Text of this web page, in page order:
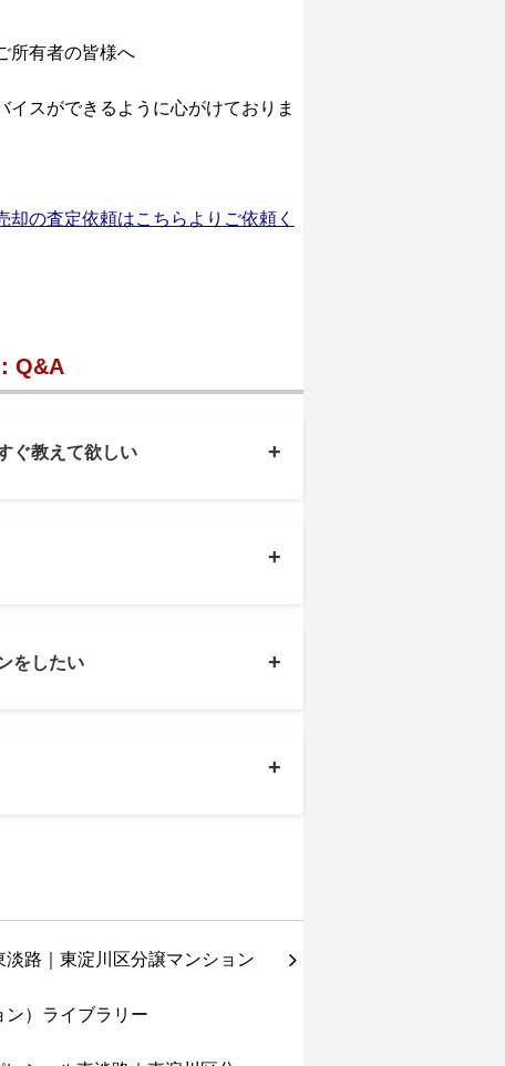
所有者の皆様へ
スができるように心がけておりま
の査定依頼はこちらよりご依頼く
Q&A
ぐ教えて欲しい +
+
をしたい +
+